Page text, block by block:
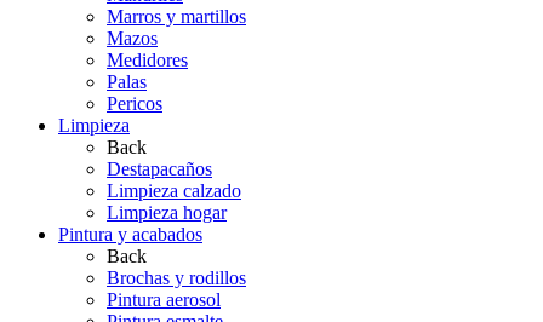
Marros y martillos
Mazos
Medidores
Palas
Pericos
Limpieza
Back
Destapacaños
Limpieza calzado
Limpieza hogar
Pintura y acabados
Back
Brochas y rodillos
Pintura aerosol